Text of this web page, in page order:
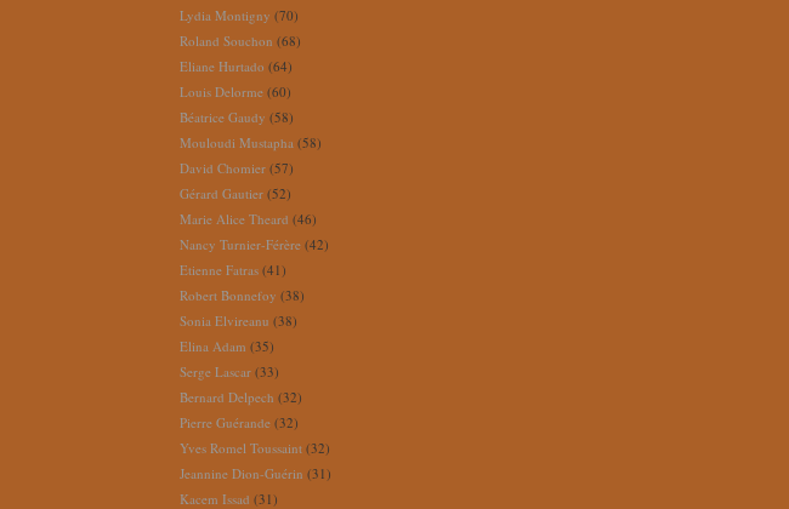
Lydia Montigny (70)
Roland Souchon (68)
Eliane Hurtado (64)
Louis Delorme (60)
Béatrice Gaudy (58)
Mouloudi Mustapha (58)
David Chomier (57)
Gérard Gautier (52)
Marie Alice Theard (46)
Nancy Turnier-Férère (42)
Etienne Fatras (41)
Robert Bonnefoy (38)
Sonia Elvireanu (38)
Elina Adam (35)
Serge Lascar (33)
Bernard Delpech (32)
Pierre Guérande (32)
Yves Romel Toussaint (32)
Jeannine Dion-Guérin (31)
Kacem Issad (31)